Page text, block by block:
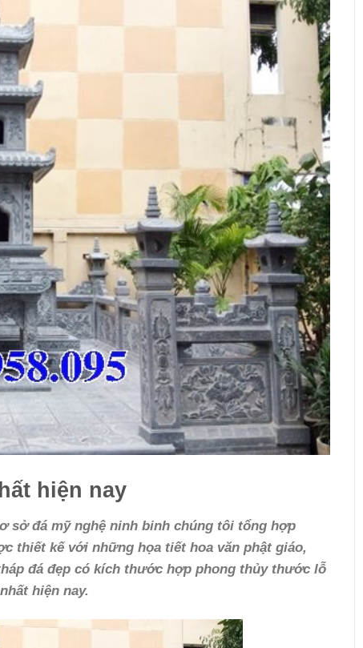
hiện nay
sở đá mỹ nghệ ninh binh chúng tôi tổng hợp
thiết kế với những họa tiết hoa văn phật giáo,
đá đẹp có kích thước hợp phong thủy thước lỗ
hiện nay.